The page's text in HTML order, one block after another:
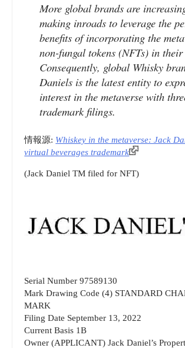
More global brands are
making inroads to leverage the
benefits of incorporating the
non-fungal tokens (NFTs) in their
Consequently, global Whisky
Daniels is the latest entity to
interest in the metaverse with
trademark filings.
情報源: Whiskey in the metaverse: Jack
virtual beverages trademark
(Jack Daniel TM filed for NFT)
Serial Number 97589130
Mark Drawing Code (4) STANDARD
MARK
Filing Date September 13, 2022
Current Basis 1B
Owner (APPLICANT) Jack Daniel’s